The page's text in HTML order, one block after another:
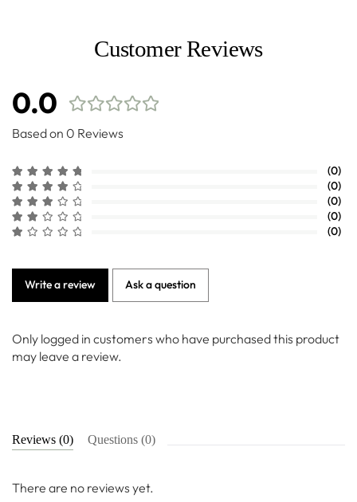
Customer Reviews
0.0
Based on 0 Reviews
(0)
(0)
(0)
(0)
(0)
Write a review Ask a question
Only logged in customers who have purchased this product
may leave a review.
Reviews (0) Questions (0)
There are no reviews yet.